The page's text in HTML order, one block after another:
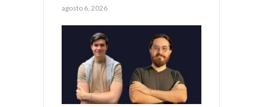
agosto 6, 2026